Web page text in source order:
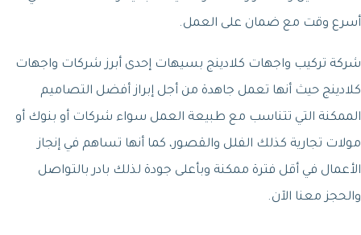
أسرع وقت مع ضمان على العمل.
شركة تركيب واجهات كلادينج بسيهات إحدى أبرز شركات واجهات
كلادينج حيث أنها تعمل جاهدة من أجل إبراز أفضل التصاميم
الممكنة التي تتناسب مع طبيعة العمل سواء شركات أو بنوك أو
مولات تجارية كذلك الفلل والقصور، كما أنها تساهم في إنجاز
الأعمال في أقل فترة ممكنة وبأعلى جودة لذلك بادر بالتواصل
والحجز معنا الآن.